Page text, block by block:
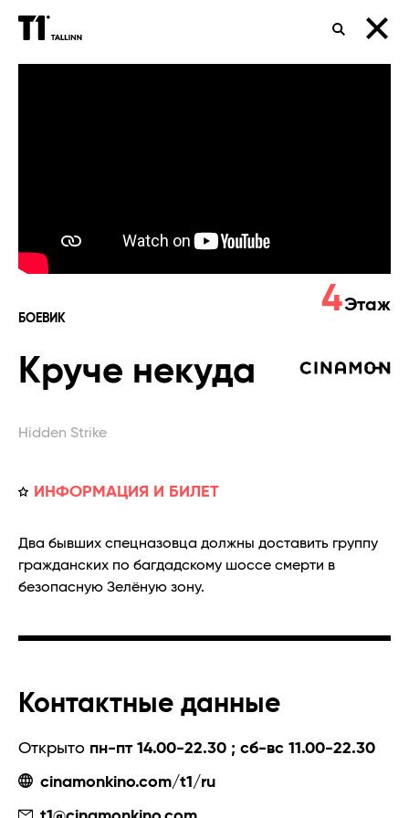
ПОИСК
БОЕВИК
Круче некуда
Hidden Strike
ИНФОРМАЦИЯ И БИЛЕТ
4Этаж
Два бывших спецназовца должны доставить группу
гражданских по багдадскому шоссе смерти в
безопасную Зелёную зону.
Контактные данные
Открыто пн-пт 14.00-22.30 ; сб-вс 11.00-22.30
cinamonkino.com/t1/ru